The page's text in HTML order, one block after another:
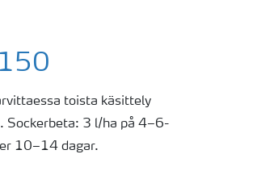
toista käsittely
Sockerbeta: 3 l/ha på 4–6-
10–14 dagar.